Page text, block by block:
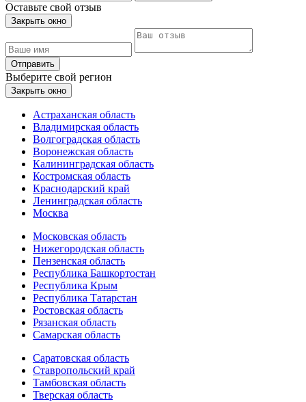
Оставьте свой отзыв
Закрыть окно
Отправить
Выберите свой регион
Закрыть окно
Астраханская область
Владимирская область
Волгоградская область
Воронежская область
Калининградская область
Костромская область
Краснодарский край
Ленинградская область
Москва
Московская область
Нижегородская область
Пензенская область
Республика Башкортостан
Республика Крым
Республика Татарстан
Ростовская область
Рязанская область
Самарская область
Саратовская область
Ставропольский край
Тамбовская область
Тверская область